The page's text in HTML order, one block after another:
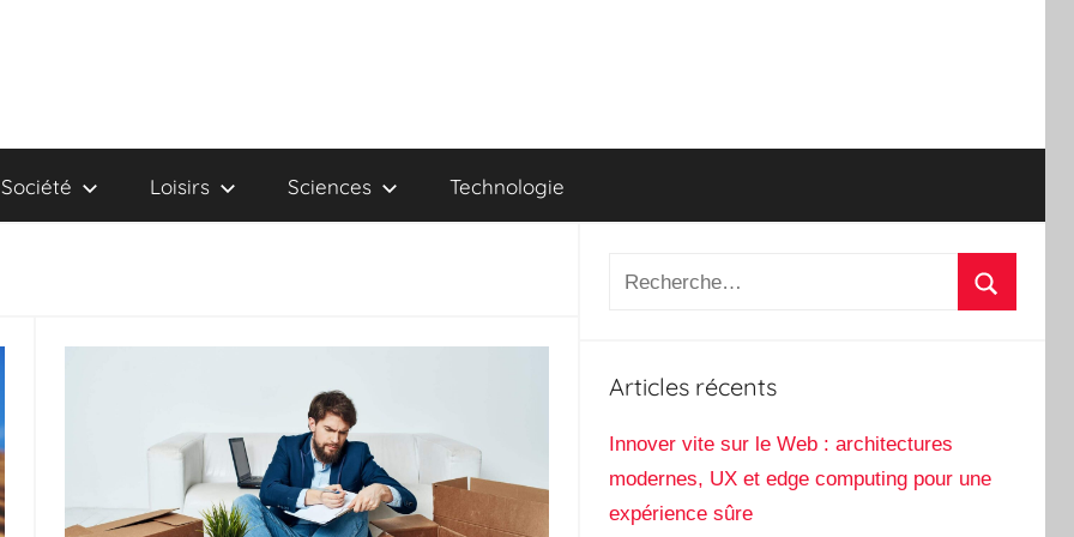
Société Loisirs Sciences Technologie
Recherche
Articles récents
Innover vite sur le Web : architectures
modernes, UX et edge computing pour une
expérience sûre